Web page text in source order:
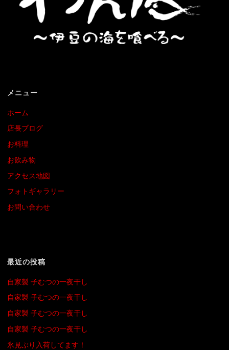
メニュー
ホーム
店長ブログ
お料理
お飲み物
アクセス地図
フォトギャラリー
お問い合わせ
最近の投稿
自家製 子むつの一夜干し
自家製 子むつの一夜干し
自家製 子むつの一夜干し
自家製 子むつの一夜干し
氷見ぶり入荷してます！